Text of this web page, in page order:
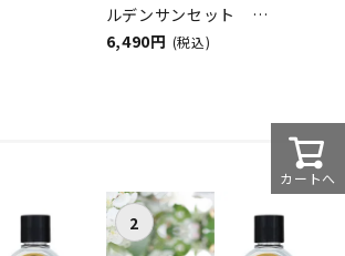
（ア
ルデンサンセット
ASHLEIGH&BURWOOD（ア
6,490円 (税込)
カートへ